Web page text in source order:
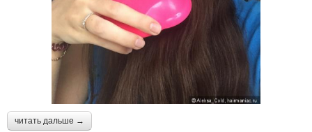
читать дальше →